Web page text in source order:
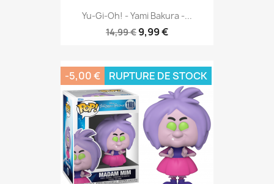
Yu-Gi-Oh! - Yami Bakura -...
14,99 € 9,99 €
-5,00 € RUPTURE DE STOCK